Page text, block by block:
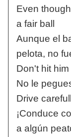
Even
a fair ball
Aunque el
pelota, no
Don't hit
No le
Drive
¡Conduce
a algún